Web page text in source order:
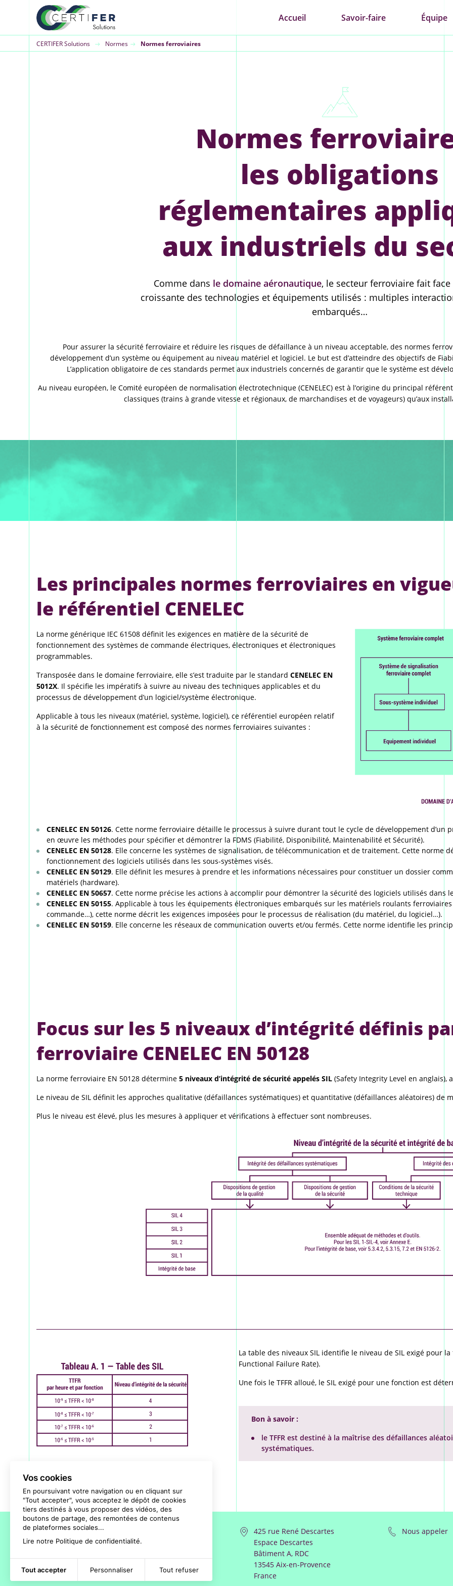
Accueil Savoir-faire Équipe
CERTIFER Solutions Normes Normes ferroviaires
Normes
les obligations
réglementaires
aux industriels du
Comme dans le domaine aéronautique, le secteur ferroviaire fait
croissante des technologies et équipements utilisés : multiples
embarqués…
Pour assurer la sécurité ferroviaire et réduire les risques de défaillance à un niveau acceptable, des normes
développement d’un système ou équipement au niveau matériel et logiciel. Le but est d’atteindre des objectifs de
L’application obligatoire de ces standards permet aux industriels concernés de garantir que le système est
Au niveau européen, le Comité européen de normalisation électrotechnique (CENELEC) est à l’origine du principal
classiques (trains à grande vitesse et régionaux, de marchandises et de voyageurs) qu’aux
Les principales normes ferroviaires en
le référentiel CENELEC
La norme générique IEC 61508 définit les exigences en matière de la sécurité de
fonctionnement des systèmes de commande électriques, électroniques et électroniques
programmables.
Transposée dans le domaine ferroviaire, elle s’est traduite par le standard CENELEC EN
5012X. Il spécifie les impératifs à suivre au niveau des techniques applicables et du
processus de développement d’un logiciel/système électronique.
Applicable à tous les niveaux (matériel, système, logiciel), ce référentiel européen relatif
à la sécurité de fonctionnement est composé des normes ferroviaires suivantes :
CENELEC EN 50126. Cette norme ferroviaire détaille le processus à suivre durant tout le cycle de développement d’un
en œuvre les méthodes pour spécifier et démontrer la FDMS (Fiabilité, Disponibilité, Maintenabilité et Sécurité).
CENELEC EN 50128. Elle concerne les systèmes de signalisation, de télécommunication et de traitement. Cette norme
fonctionnement des logiciels utilisés dans les sous-systèmes visés.
CENELEC EN 50129. Elle définit les mesures à prendre et les informations nécessaires pour constituer un dossier
matériels (hardware).
CENELEC EN 50657. Cette norme précise les actions à accomplir pour démontrer la sécurité des logiciels utilisés dans
CENELEC EN 50155. Applicable à tous les équipements électroniques embarqués sur les matériels roulants
commande…), cette norme décrit les exigences imposées pour le processus de réalisation (du matériel, du logiciel…).
CENELEC EN 50159. Elle concerne les réseaux de communication ouverts et/ou fermés. Cette norme identifie les
Focus sur les 5 niveaux d’intégrité définis
ferroviaire CENELEC EN 50128
La norme ferroviaire EN 50128 détermine 5 niveaux d’intégrité de sécurité appelés SIL (Safety Integrity Level en
Le niveau de SIL définit les approches qualitative (défaillances systématiques) et quantitative (défaillances aléatoires) de
Plus le niveau est élevé, plus les mesures à appliquer et vérifications à effectuer sont nombreuses.
La table des niveaux SIL identifie le niveau de SIL exigé pour
Functional Failure Rate).
Une fois le TFFR alloué, le SIL exigé pour une fonction est
Bon à savoir :
le TFFR est destiné à la maîtrise des défaillances
systématiques.
Vos cookies
En poursuivant votre navigation ou en cliquant sur
"Tout accepter", vous acceptez le dépôt de cookies
tiers destinés à vous proposer des vidéos, des
boutons de partage, des remontées de contenus
de plateformes sociales...
Lire notre Politique de confidentialité.
Tout accepter Personnaliser Tout refuser
425 rue René Descartes
Espace Descartes
Bâtiment A, RDC
13545 Aix-en-Provence
France
Nous appeler